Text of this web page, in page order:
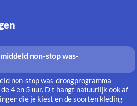
non-stop was-droogprogramma
4 en 5 uur. Dit hangt natuurlijk ook af
die je kiest en de soorten kleding